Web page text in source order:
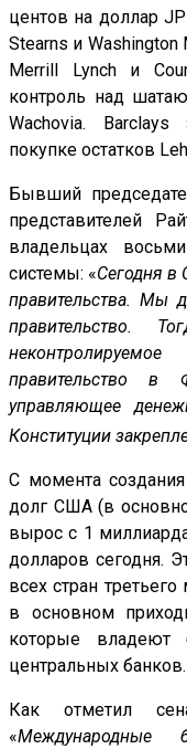
центов на доллар
Stearns и Washington
Merrill Lynch и
контроль над
Wachovia.
покупке остатков
Бывший
представителей
владельцах
системы: «Сегодня в
правительства. Мы
правительство.
правительство в
управляющее
Конституции
С момента
долг США (в
вырос с 1
долларов сегодня.
всех стран
в основном
которые владеют
центральных банков.
Как отметил
«Международные